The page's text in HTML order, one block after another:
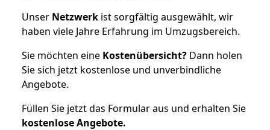
Unser Netzwerk ist sorgfältig ausgewählt, wir
haben viele Jahre Erfahrung im Umzugsbereich.
Sie möchten eine Kostenübersicht? Dann holen
Sie sich jetzt kostenlose und unverbindliche
Angebote.
Füllen Sie jetzt das Formular aus und erhalten Sie
kostenloseAngebote.